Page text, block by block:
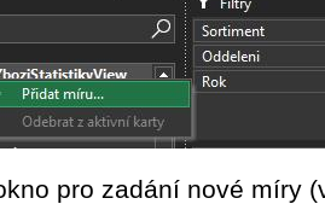
pro zadání nové míry